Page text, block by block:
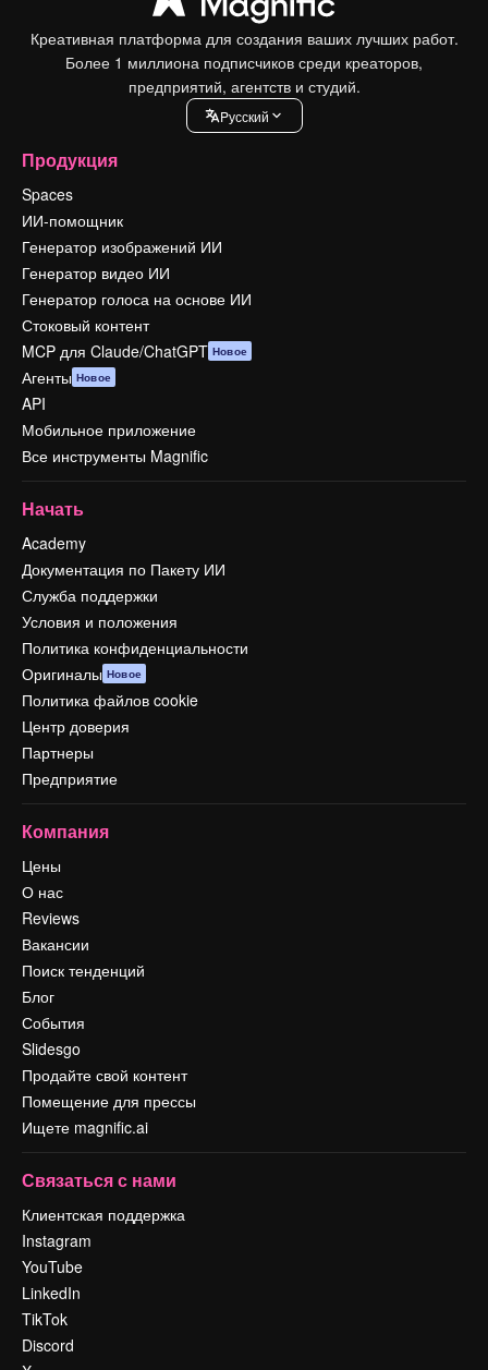
Креативная платформа для создания ваших лучших работ.
Более 1 миллиона подписчиков среди креаторов,
предприятий, агентств и студий.
Pусский
Продукция
Spaces
ИИ-помощник
Генератор изображений ИИ
Генератор видео ИИ
Генератор голоса на основе ИИ
Стоковый контент
MCP для Claude/ChatGPT Новое
Агенты Новое
API
Мобильное приложение
Все инструменты Magnific
Начать
Academy
Документация по Пакету ИИ
Служба поддержки
Условия и положения
Политика конфиденциальности
Оригиналы Новое
Политика файлов cookie
Центр доверия
Партнеры
Предприятие
Компания
Цены
О нас
Reviews
Вакансии
Поиск тенденций
Блог
События
Slidesgo
Продайте свой контент
Помещение для прессы
Ищете magnific.ai
Связаться с нами
Клиентская поддержка
Instagram
YouTube
LinkedIn
TikTok
Discord